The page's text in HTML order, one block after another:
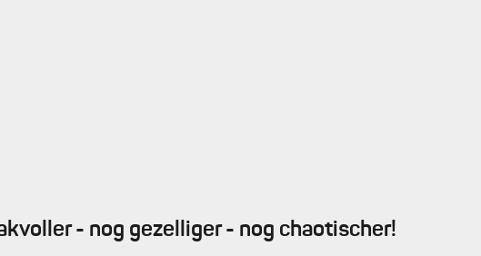
- nog gezelliger - nog chaotischer!